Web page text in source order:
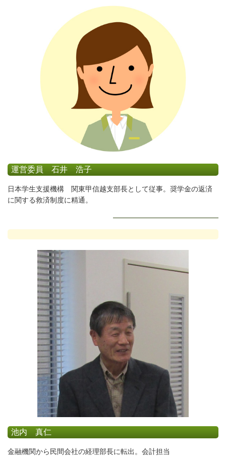
運営委員 石井 浩子
日本学生支援機構 関東甲信越支部長として従事。奨学金の返済
に関する救済制度に精通。
池内 真仁
金融機関から民間会社の経理部長に転出。会計担当